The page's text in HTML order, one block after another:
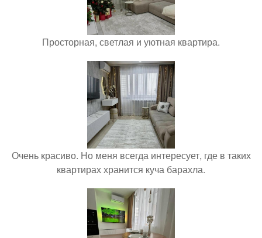
Просторная, светлая и уютная квартира.
Очень красиво. Но меня всегда интересует, где в таких
квартирах хранится куча барахла.